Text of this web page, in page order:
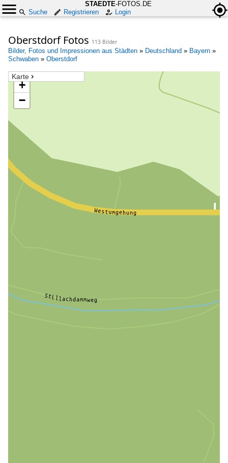
STAEDTE-FOTOS.DE
Suche
Registrieren Login
Oberstdorf Fotos 113 Bilder
Bilder, Fotos und Impressionen aus Städten » Deutschland » Bayern »
Schwaben » Oberstdorf
Karte
+
−